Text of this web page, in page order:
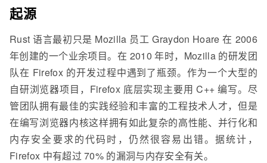
起源
Rust 语言最初只是 Mozilla 员工 Graydon Hoare 在 2006
年创建的一个业余项目。在 2010 年时，Mozilla 的研发团
队在 Firefox 的开发过程中遇到了瓶颈。作为一个大型的
自研浏览器项目，Firefox 底层实现主要用 C++ 编写。尽
管团队拥有最佳的实践经验和丰富的工程技术人才，但是
在编写浏览器内核这样拥有如此复杂的高性能、并行化和
内存安全要求的代码时，仍然很容易出错。据统计，
Firefox 中有超过 70% 的漏洞与内存安全有关。